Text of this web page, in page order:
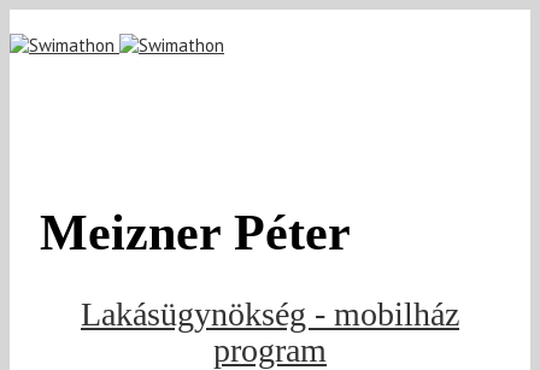
Meizner Péter
Lakásügynökség - mobilház
program